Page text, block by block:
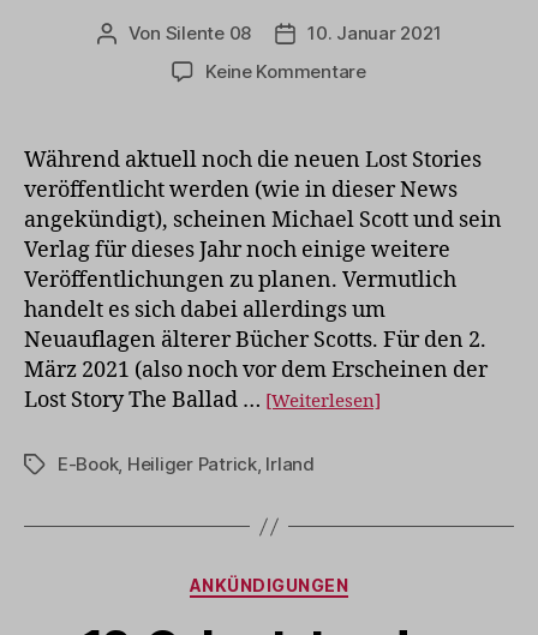
Beitragsautor
Von Silente 08 Veröffentlichungsdatum
10. Januar 2021
Keine Kommentarezu
in
neuem
Gewand
Während aktuell noch die neuen Lost Stories
veröffentlicht werden (wie in dieser News
angekündigt), scheinen Michael Scott und sein
Verlag für dieses Jahr noch einige weitere
Veröffentlichungen zu planen. Vermutlich
handelt es sich dabei allerdings um
Neuauflagen älterer Bücher Scotts. Für den 2.
März 2021 (also noch vor dem Erscheinen der
Lost Story The Ballad … [Weiterlesen]
Schlagwörter
E-Book, Heiliger Patrick, Irland
Kategorien
ANKÜNDIGUNGEN